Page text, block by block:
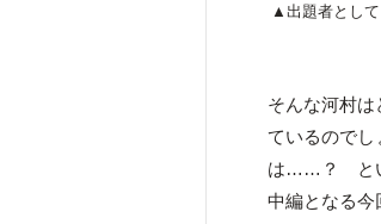
▲出題者とし
そんな河村
ているのでし
は……？ とい
中編となる今